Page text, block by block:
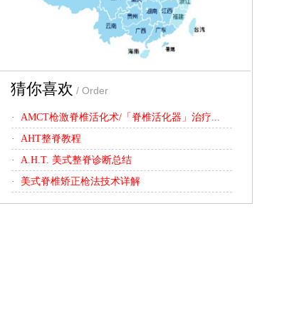
猜你喜欢 / Order
· AMCT枪激脊椎活化术/「脊椎活化器」治疗...
· AHT整脊教程
· A.H.T. 美式整脊诊断总结
· 美式脊椎矫正枪法技术详解